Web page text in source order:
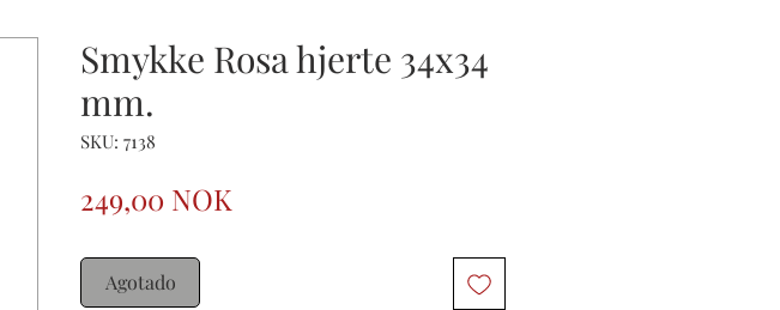
Smykke Rosa hjerte 34x34
mm.
SKU: 7138
249,00 NOK
Agotado